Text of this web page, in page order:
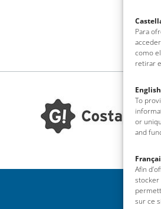
Para
como
retirar
English
To
or
and
Afin
stocker
sur ce